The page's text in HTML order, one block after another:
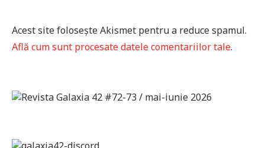
Acest site folosește Akismet pentru a reduce spamul.
Află cum sunt procesate datele comentariilor tale.